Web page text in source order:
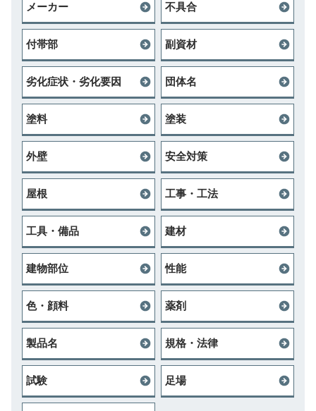
メーカー 不具合
付帯部 副資材
劣化症状・劣化要因 団体名
塗料 塗装
外壁 安全対策
屋根 工事・工法
工具・備品 建材
建物部位 性能
色・顔料 薬剤
製品名 規格・法律
試験 足場